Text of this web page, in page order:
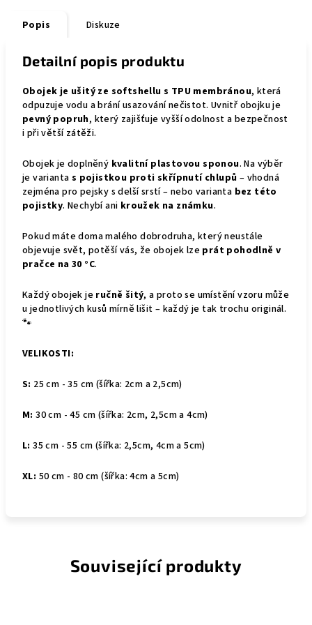
Popis Diskuze
Detailní popis produktu
Obojek je ušitý ze softshellu s TPU membránou, která
odpuzuje vodu a brání usazování nečistot. Uvnitř obojku je
pevný popruh, který zajišťuje vyšší odolnost a bezpečnost
i při větší zátěži.
Obojek je doplněný kvalitní plastovou sponou. Na výběr
je varianta s pojistkou proti skřípnutí chlupů – vhodná
zejména pro pejsky s delší srstí – nebo varianta bez této
pojistky. Nechybí ani kroužek na známku.
Pokud máte doma malého dobrodruha, který neustále
objevuje svět, potěší vás, že obojek lze prát pohodlně v
pračce na 30 °C.
Každý obojek je ručně šitý, a proto se umístění vzoru může
u jednotlivých kusů mírně lišit – každý je tak trochu originál.
🐾
VELIKOSTI:
S: 25 cm - 35 cm (šířka: 2cm a 2,5cm)
M: 30 cm - 45 cm (šířka: 2cm, 2,5cm a 4cm)
L: 35 cm - 55 cm (šířka: 2,5cm, 4cm a 5cm)
XL: 50 cm - 80 cm (šířka: 4cm a 5cm)
Související produkty